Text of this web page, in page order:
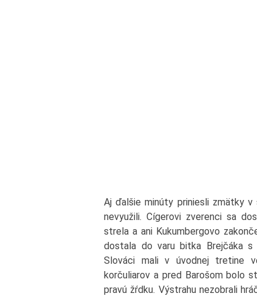
Aj ďalšie minúty priniesli zmätky v
nevyužili. Cígerovi zverenci sa
strela a ani Kukumbergovo
dostala do varu bitka Brejčáka
Slováci mali v úvodnej tretine
korčuliarov a pred Barošom bolo
pravú žŕdku. Výstrahu nezobrali